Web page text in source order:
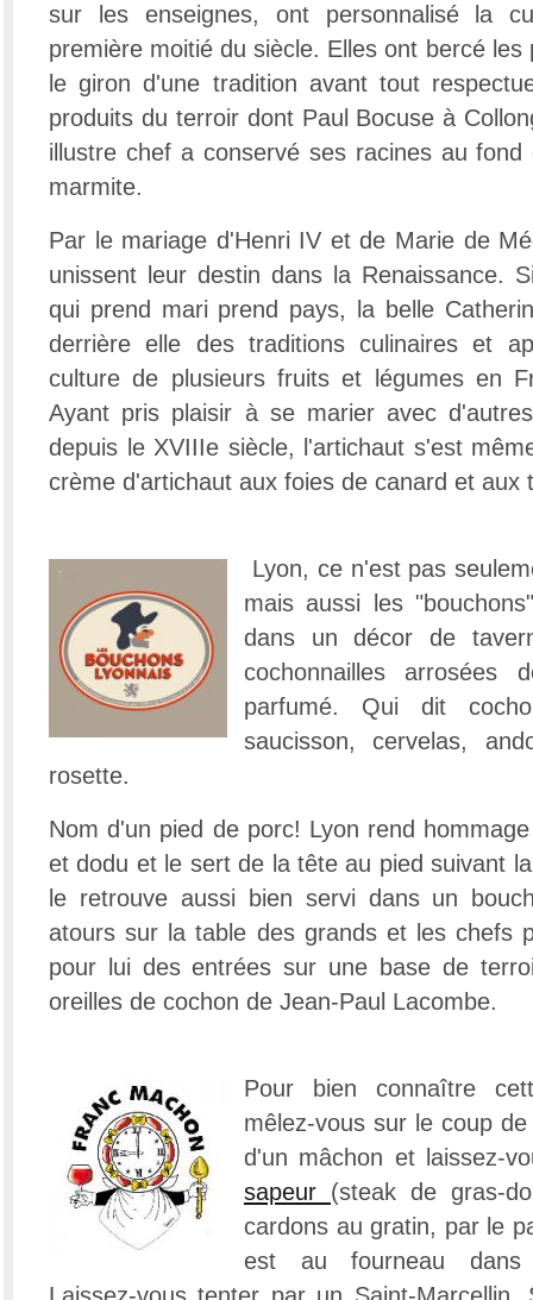
sur les enseignes, ont personnalisé la
première moitié du siècle. Elles ont bercé
le giron d'une tradition avant tout
produits du terroir dont Paul Bocuse à
illustre chef a conservé ses racines au
marmite.
Par le mariage d'Henri IV et de Marie de
unissent leur destin dans la Renaissance.
qui prend mari prend pays, la belle
derrière elle des traditions culinaires et
culture de plusieurs fruits et légumes en
Ayant pris plaisir à se marier avec
depuis le XVIIIe siècle, l'artichaut s'est
crème d'artichaut aux foies de canard et aux
Lyon, ce n'est pas
mais aussi les
dans un décor de
cochonnailles arrosées
parfumé. Qui dit
saucisson, cervelas,
rosette.
Nom d'un pied de porc! Lyon rend
et dodu et le sert de la tête au pied suivant
le retrouve aussi bien servi dans un
atours sur la table des grands et les chefs
pour lui des entrées sur une base de
oreilles de cochon de Jean-Paul Lacombe.
Pour bien connaître
mêlez-vous sur le coup
d'un mâchon et laissez-
sapeur (steak de gras-
cardons au gratin, par le
est au fourneau dans